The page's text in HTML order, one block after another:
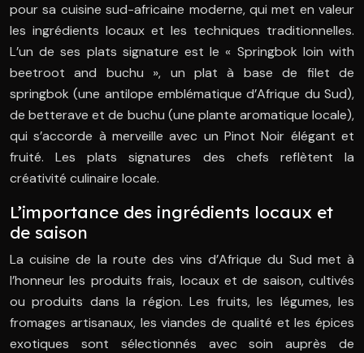
pour sa cuisine sud-africaine moderne, qui met en valeur
les ingrédients locaux et les techniques traditionnelles.
L’un de ses plats signature est le « Springbok loin with
beetroot and buchu », un plat à base de filet de
springbok (une antilope emblématique d’Afrique du Sud),
de betterave et de buchu (une plante aromatique locale),
qui s’accorde à merveille avec un Pinot Noir élégant et
fruité. Les plats signatures des chefs reflètent la
créativité culinaire locale.
L’importance des ingrédients locaux et
de saison
La cuisine de la route des vins d’Afrique du Sud met à
l’honneur les produits frais, locaux et de saison, cultivés
ou produits dans la région. Les fruits, les légumes, les
fromages artisanaux, les viandes de qualité et les épices
exotiques sont sélectionnés avec soin auprès de